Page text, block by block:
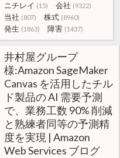
ニチレイ (15) 会社 (9322)
当社 (807) 株式 (8960)
発生 (1863) 障害 (1437)
井村屋グループ
様:Amazon SageMaker
Canvas を活用したチル
ド製品の AI 需要予測
で、業務工数 90% 削減
と熟練者同等の予測精
度を実現 | Amazon
Web Services ブログ